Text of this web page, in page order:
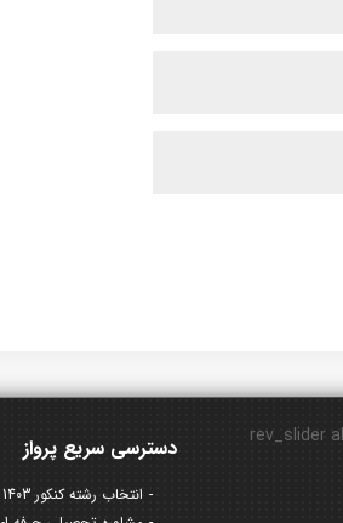
دسترسی سریع پرواز
انتخاب رشته کنکور 1403
[rev_slider